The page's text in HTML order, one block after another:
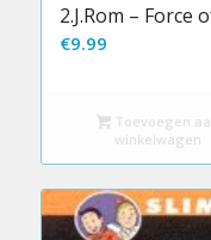
2.J.Rom – Force
€9.99
Toevoegen
winkelwagen